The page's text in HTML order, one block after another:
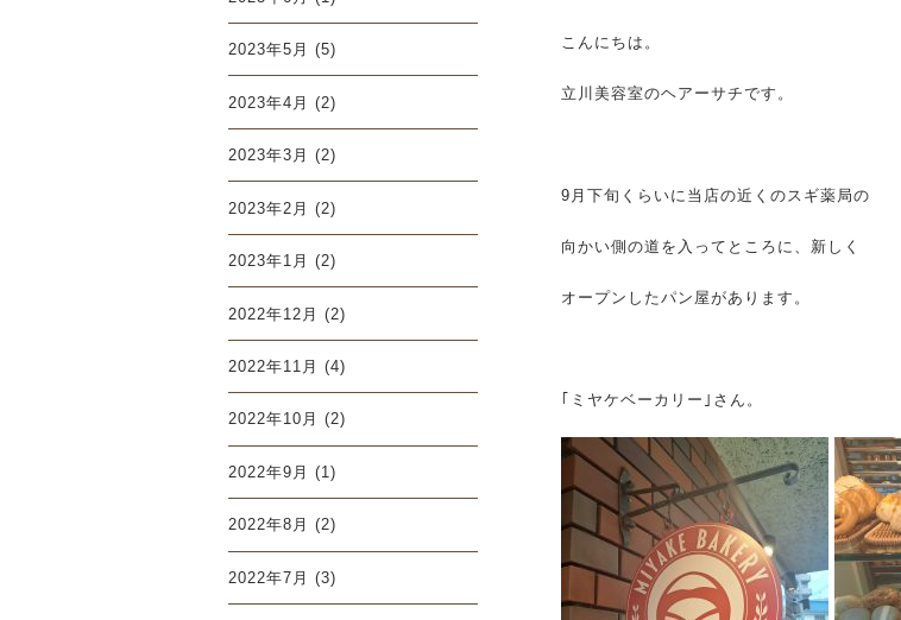
こんにちは。
立川美容室のヘアーサチです。
9月下旬くらいに当店の近くのスギ薬局の
向かい側の道を入ってところに、新しく
オープンしたパン屋があります。
｢ミヤケベーカリー｣さん。
2023年5月 (5)
2023年4月 (2)
2023年3月 (2)
2023年2月 (2)
2023年1月 (2)
2022年12月 (2)
2022年11月 (4)
2022年10月 (2)
2022年9月 (1)
2022年8月 (2)
2022年7月 (3)